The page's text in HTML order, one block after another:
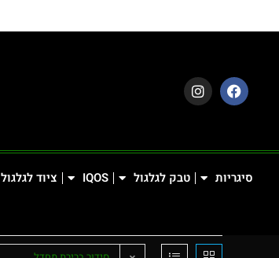
סיגריות טבק לגלגול IQOS ציוד לגלגול